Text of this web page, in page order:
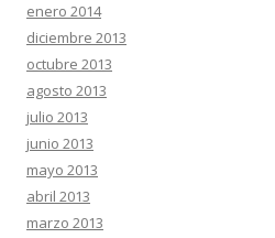
enero 2014
diciembre 2013
octubre 2013
agosto 2013
julio 2013
junio 2013
mayo 2013
abril 2013
marzo 2013